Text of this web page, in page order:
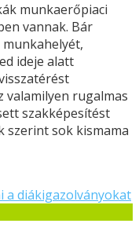
munkaerőpiaci
vannak. Bár
ideje alatt
valamilyen rugalmas
szakképesítést
szerint sok kismama